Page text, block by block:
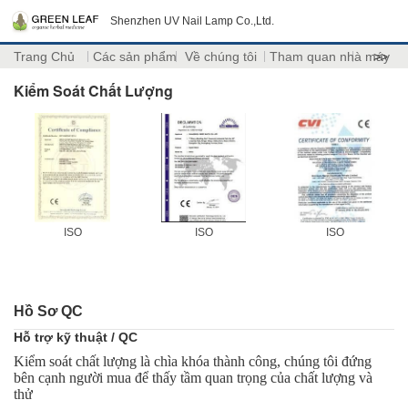
Shenzhen UV Nail Lamp Co.,Ltd.
Trang Chủ Các sản phẩm Về chúng tôi Tham quan nhà máy
>>
Kiểm Soát Chất Lượng
ISO ISO ISO
Hồ Sơ QC
Hỗ trợ kỹ thuật / QC
Kiểm soát chất lượng là chìa khóa thành công, chúng tôi đứng
bên cạnh người mua để thấy tầm quan trọng của chất lượng và
thử